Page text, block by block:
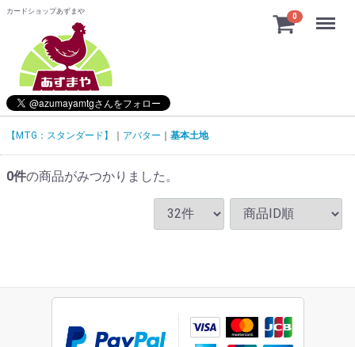
カードショップあずまや
0 Menu
【MTG：スタンダード】 アバター 基本土地
0件の商品がみつかりました。